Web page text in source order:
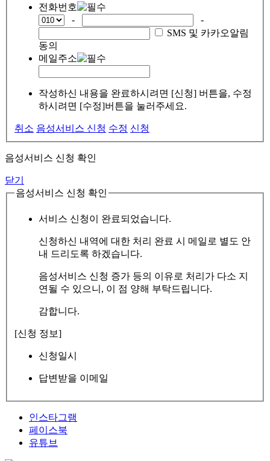
전화번호
-
-
SMS 및 카카오알림
동의
메일주소
작성하신 내용을 완료하시려면 [신청] 버튼을, 수정
하시려면 [수정]버튼을 눌러주세요.
취소 음성서비스 신청 수정 신청
음성서비스 신청 확인
닫기
음성서비스 신청 확인
서비스 신청이 완료되었습니다.
신청하신 내역에 대한 처리 완료 시 메일로 별도 안
내 드리도록 하겠습니다.
음성서비스 신청 증가 등의 이유로 처리가 다소 지
연될 수 있으니, 이 점 양해 부탁드립니다.
감합니다.
[신청 정보]
신청일시
답변받을 이메일
인스타그램
페이스북
유튜브